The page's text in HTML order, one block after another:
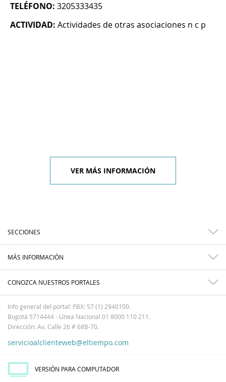
TELÉFONO: 3205333435
ACTIVIDAD: Actividades de otras asociaciones n c p
VER MÁS INFORMACIÓN
SECCIONES
MÁS INFORMACIÓN
CONOZCA NUESTROS PORTALES
Info general del portal: PBX: 57 (1) 2940100.
Bogotá 5714444 - Línea Nacional 01 8000 110 211.
Dirección: Av. Calle 26 # 68B-70.
servicioalclienteweb@eltiempo.com
VERSIÓN PARA COMPUTADOR